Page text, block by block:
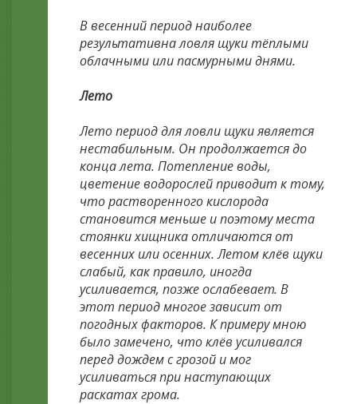
В весенний период наиболее
результативна ловля щуки тёплыми
облачными или пасмурными днями.
Лето
Лето период для ловли щуки является
нестабильным. Он продолжается до
конца лета. Потепление воды,
цветение водорослей приводит к тому,
что растворенного кислорода
становится меньше и поэтому места
стоянки хищника отличаются от
весенних или осенних. Летом клёв щуки
слабый, как правило, иногда
усиливается, позже ослабевает. В
этот период многое зависит от
погодных факторов. К примеру мною
было замечено, что клёв усиливался
перед дождем с грозой и мог
усиливаться при наступающих
раскатах грома.